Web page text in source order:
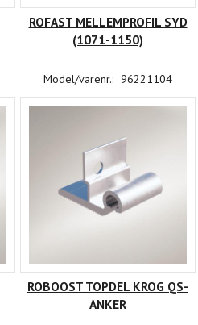
ROFAST MELLEMPROFIL SYD
(1071-1150)
Model/varenr.: 96221104
ROBOOST TOPDEL KROG QS-
ANKER